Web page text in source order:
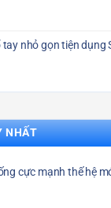
tay nhỏ gọn tiện dụng
NHẤT
cực mạnh thế hệ